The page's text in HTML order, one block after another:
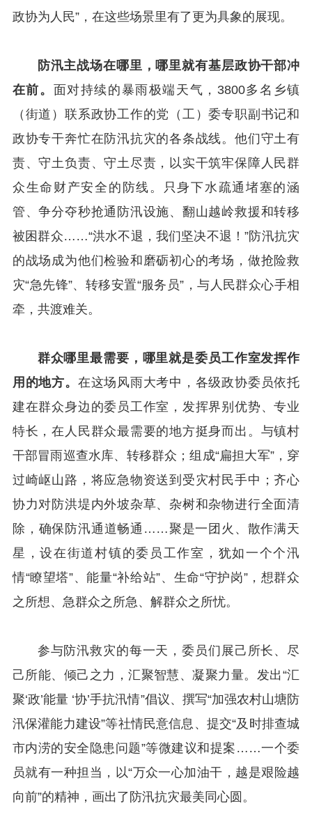
政协为人民”，在这些场景里有了更为具象的展现。
防汛主战场在哪里，哪里就有基层政协干部冲
在前。 面对持续的暴雨极端天气，3800多名乡镇
（街道）联系政协工作的党（工）委专职副书记和
政协专干奔忙在防汛抗灾的各条战线。他们守土有
责、守土负责、守土尽责，以实干筑牢保障人民群
众生命财产安全的防线。只身下水疏通堵塞的涵
管、争分夺秒抢通防汛设施、翻山越岭救援和转移
被困群众……“洪水不退，我们坚决不退！”防汛抗灾
的战场成为他们检验和磨砺初心的考场，做抢险救
灾“急先锋”、转移安置“服务员”，与人民群众心手相
牵，共渡难关。
群众哪里最需要，哪里就是委员工作室发挥作
用的地方。 在这场风雨大考中，各级政协委员依托
建在群众身边的委员工作室，发挥界别优势、专业
特长，在人民群众最需要的地方挺身而出。与镇村
干部冒雨巡查水库、转移群众；组成“扁担大军”，穿
过崎岖山路，将应急物资送到受灾村民手中；齐心
协力对防洪堤内外坡杂草、杂树和杂物进行全面清
除，确保防汛通道畅通……聚是一团火、散作满天
星，设在街道村镇的委员工作室，犹如一个个汛
情“瞭望塔”、能量“补给站”、生命“守护岗”，想群众
之所想、急群众之所急、解群众之所忧。
参与防汛救灾的每一天，委员们展己所长、尽
己所能、倾己之力，汇聚智慧、凝聚力量。发出“汇
聚‘政’能量 ‘协’手抗汛情”倡议、撰写“加强农村山塘防
汛保灌能力建设”等社情民意信息、提交“及时排查城
市内涝的安全隐患问题”等微建议和提案……一个委
员就有一种担当，以“万众一心加油干，越是艰险越
向前”的精神，画出了防汛抗灾最美同心圆。